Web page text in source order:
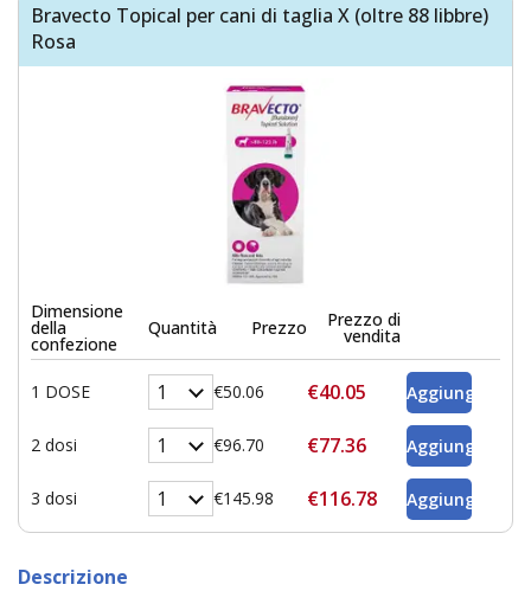
Bravecto Topical per cani di taglia X (oltre 88 libbre)
Rosa
Dimensione
della
confezione
Quantità Prezzo Prezzo di
vendita
1 DOSE €50.06 €40.05
2 dosi €96.70 €77.36
3 dosi €145.98 €116.78
Descrizione